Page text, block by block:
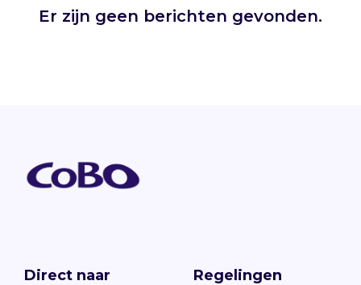
Er zijn geen berichten gevonden.
Direct naar Regelingen